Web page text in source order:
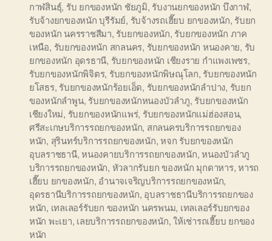
กาฬสินธุ์, รับ ยกของหนัก ชัยภูมิ, รับงานยกของหนัก บึงกาฬ,
รับจ้างยกของหนัก บุรีรัมย์, รับจ้างรถเฮี๊ยบ ยกของหนัก, รับยก
ของหนัก นครราชสีมา, รับยกของหนัก, รับยกของหนัก ภาค
เหนือ, รับยกของหนัก สกลนคร, รับยกของหนัก หนองคาย, รับ
ยกของหนัก อุดรธานี, รับยกของหนัก เชียงราย กำแพงเพชร,
รับยกของหนักพิจิตร, รับยกของหนักพิษณุโลก, รับยกของหนัก
ยโสธร, รับยกของหนักร้อยเอ็ด, รับยกของหนักลำปาง, รับยก
ของหนักลำพูน, รับยกของหนักหนองบัวลำภู, รับยกของหนัก
เชียงใหม่, รับยกของหนักแพร่, รับยกของหนักแม่ฮ่องสอน,
ศรีสะเกษบริการรถยกของหนัก, สกลนครบริการรถยกของ
หนัก, สุรินทร์บริการรถยกของหนัก,หจก รับยกของหนัก
อุบลราชธานี,หนองคายบริการรถยกของหนัก,หนองบัวลำภู
บริการรถยกของหนัก, หัวลากรับยก ของหนัก มุกดาหาร,หารถ
เฮี๊ยบ ยกของหนัก, อำนาจเจริญบริการรถยกของหนัก,
อุดรธานีบริการรถยกของหนัก, อุบลราชธานีบริการรถยกของ
หนัก, เทลเลอร์รับยก ของหนัก นครพนม, เทลเลอร์รับยกของ
หนัก พะเยา, เลยบริการรถยกของหนัก,ให้เช่ารถเฮี๊ยบ ยกของ
หนัก